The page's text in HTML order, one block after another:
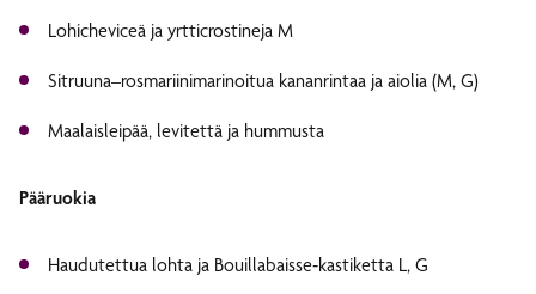
Lohicheviceä ja yrtticrostineja M
Sitruuna–rosmariinimarinoitua kananrintaa ja aiolia (M, G)
Maalaisleipää, levitettä ja hummusta
Pääruokia
Haudutettua lohta ja Bouillabaisse‑kastiketta L, G